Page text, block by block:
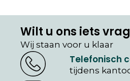
Wilt u ons iets
Wij staan voor u klaar
Telefonisch
tijdens